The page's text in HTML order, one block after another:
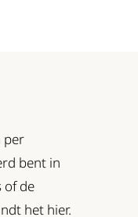
per
bent in
of de
het hier.